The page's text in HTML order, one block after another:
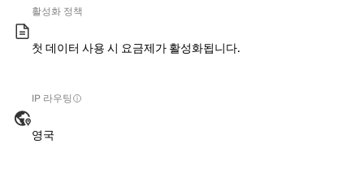
활성화 정책
첫 데이터 사용 시 요금제가 활성화됩니다.
IP 라우팅
영국